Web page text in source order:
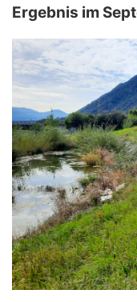
Ergebnis im